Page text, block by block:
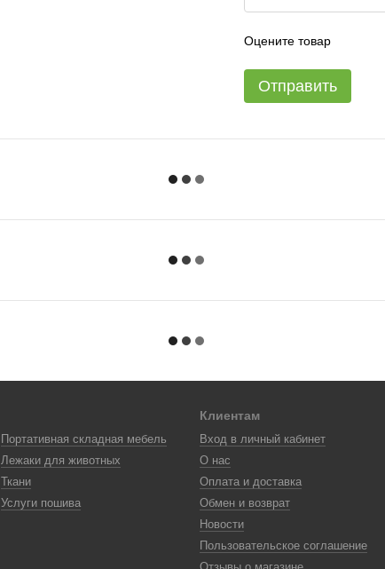
Оцените товар
Отправить
Портативная складная мебель
Лежаки для животных
Ткани
Услуги пошива
Клиентам
Вход в личный кабинет
О нас
Оплата и доставка
Обмен и возврат
Новости
Пользовательское соглашение